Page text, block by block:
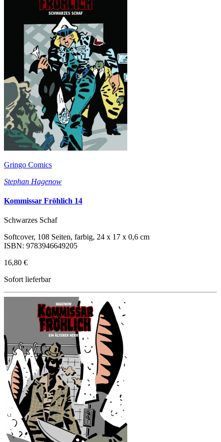
Gringo Comics
Stephan Hagenow
Kommissar Fröhlich 14
Schwarzes Schaf
Softcover, 108 Seiten, farbig, 24 x 17 x 0,6 cm
ISBN: 9783946649205
16,80 €
Sofort lieferbar